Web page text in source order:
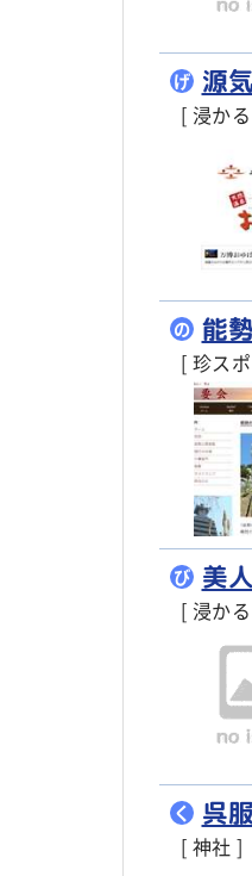
げ 源
[ 浸かる
の 能
[ 珍ス
び 美
[ 浸かる
く 呉
[ 神社 ]